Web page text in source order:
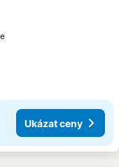
seznam oblíbených
Ukázat ceny